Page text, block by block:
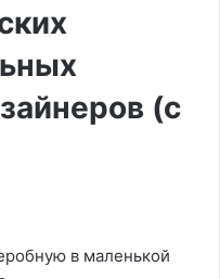
(с